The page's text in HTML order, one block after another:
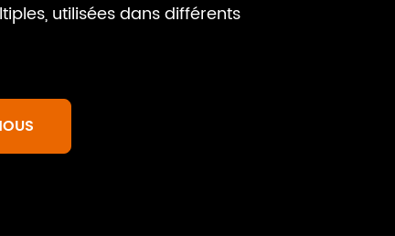
utilisées dans différents